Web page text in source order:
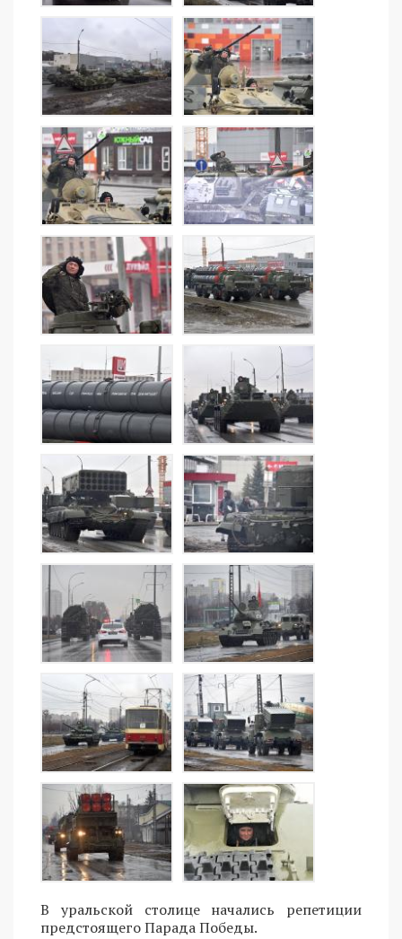
В уральской столице начались репетиции
предстоящего Парада Победы.